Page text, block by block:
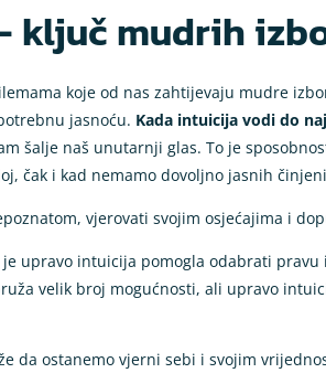
ključ mudrih
koje od nas zahtijevaju mudre
jasnoću. Kada intuicija vodi do
šalje naš unutarnji glas. To je
čak i kad nemamo dovoljno jasnih
vjerovati svojim osjećajima i
upravo intuicija pomogla odabrati
velik broj mogućnosti, ali upravo
da ostanemo vjerni sebi i svojim